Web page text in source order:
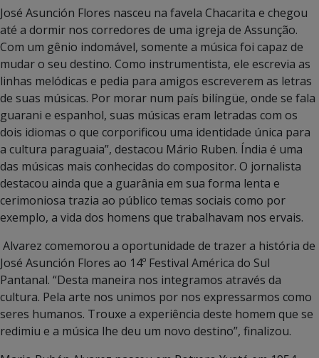
José Asunción Flores nasceu na favela Chacarita e chegou
até a dormir nos corredores de uma igreja de Assunção.
Com um gênio indomável, somente a música foi capaz de
mudar o seu destino. Como instrumentista, ele escrevia as
linhas melódicas e pedia para amigos escreverem as letras
de suas músicas. Por morar num país bilíngüe, onde se fala
guarani e espanhol, suas músicas eram letradas com os
dois idiomas o que corporificou uma identidade única para
a cultura paraguaia”, destacou Mário Ruben. Índia é uma
das músicas mais conhecidas do compositor. O jornalista
destacou ainda que a guarânia em sua forma lenta e
cerimoniosa trazia ao público temas sociais como por
exemplo, a vida dos homens que trabalhavam nos ervais.
Alvarez comemorou a oportunidade de trazer a história de
José Asunción Flores ao 14º Festival América do Sul
Pantanal. “Desta maneira nos integramos através da
cultura. Pela arte nos unimos por nos expressarmos como
seres humanos. Trouxe a experiência deste homem que se
redimiu e a música lhe deu um novo destino”, finalizou.